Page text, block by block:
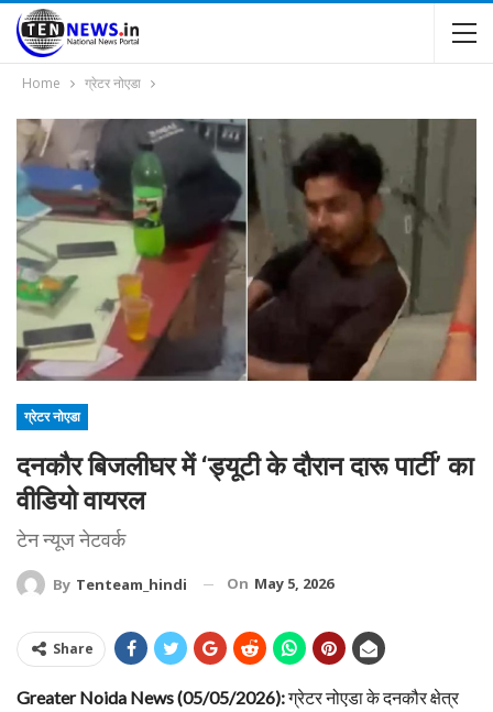
Home ग्रेटर नोएडा
ग्रेटर नोएडा
दनकौर बिजलीघर में ‘ड्यूटी के दौरान दारू पार्टी’ का
वीडियो वायरल
टेन न्यूज नेटवर्क
By Tenteam_hindi On May 5, 2026
Share
Greater Noida News (05/05/2026):ग्रेटर नोएडा के दनकौर क्षेत्र